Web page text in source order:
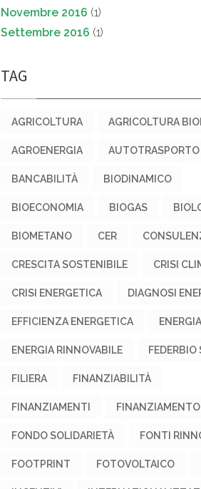
Novembre 2016 (1)
Settembre 2016 (1)
TAG
AGRICOLTURA AGRICOLTURA
AGROENERGIA AUTOTRASPORTO
BANCABILITÀ BIODINAMICO
BIOECONOMIA BIOGAS
BIOMETANO CER
CRESCITA SOSTENIBILE CRISI
CRISI ENERGETICA DIAGNOSI
EFFICIENZA ENERGETICA ENERGIA
ENERGIA RINNOVABILE FEDERBIO
FILIERA FINANZIABILITÀ
FINANZIAMENTI FINANZIAMENTO
FONDO SOLIDARIETÀ FONTI
FOOTPRINT FOTOVOLTAICO